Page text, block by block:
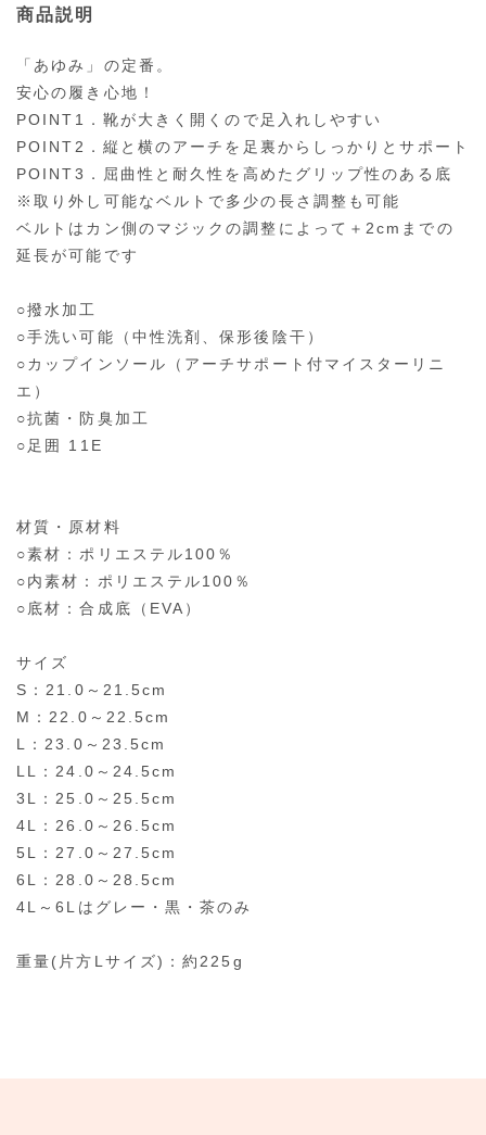
商品説明
「あゆみ」の定番。
安心の履き心地！
POINT1．靴が大きく開くので足入れしやすい
POINT2．縦と横のアーチを足裏からしっかりとサポート
POINT3．屈曲性と耐久性を高めたグリップ性のある底
※取り外し可能なベルトで多少の長さ調整も可能
ベルトはカン側のマジックの調整によって＋2cmまでの
延長が可能です
○撥水加工
○手洗い可能（中性洗剤、保形後陰干）
○カップインソール（アーチサポート付マイスターリニ
エ）
○抗菌・防臭加工
○足囲 11E
材質・原材料
○素材：ポリエステル100％
○内素材：ポリエステル100％
○底材：合成底（EVA）
サイズ
S：21.0～21.5cm
M：22.0～22.5cm
L：23.0～23.5cm
LL：24.0～24.5cm
3L：25.0～25.5cm
4L：26.0～26.5cm
5L：27.0～27.5cm
6L：28.0～28.5cm
4L～6Lはグレー・黒・茶のみ
重量(片方Lサイズ)：約225g